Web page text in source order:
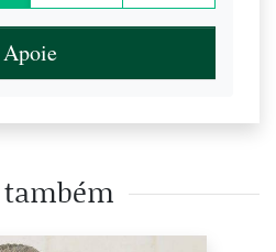
Apoie
também